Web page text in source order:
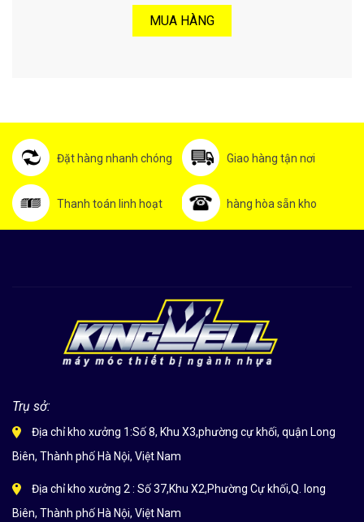
MUA HÀNG
Đặt hàng nhanh chóng Giao hàng tận nơi
Thanh toán linh hoạt hàng hòa sẵn kho
Trụ sở:
Địa chỉ kho xưởng 1:Số 8, Khu X3,phường cự khối, quận Long
Biên, Thành phố Hà Nội, Việt Nam
Địa chỉ kho xưởng 2 : Số 37,Khu X2,Phường Cự khối,Q. long
Biên, Thành phố Hà Nội, Việt Nam